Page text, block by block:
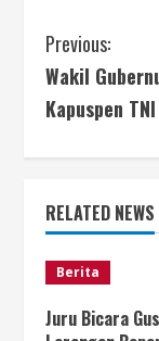
C
o
i
n
u
Previous:
Wakil
Kapuspen
RELATED NEWS
Berita
Juru Bicara